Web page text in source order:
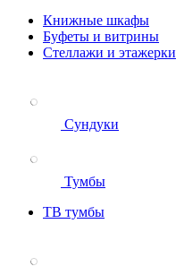
Книжные шкафы
Буфеты и витрины
Стеллажи и этажерки
Сундуки
Тумбы
ТВ тумбы